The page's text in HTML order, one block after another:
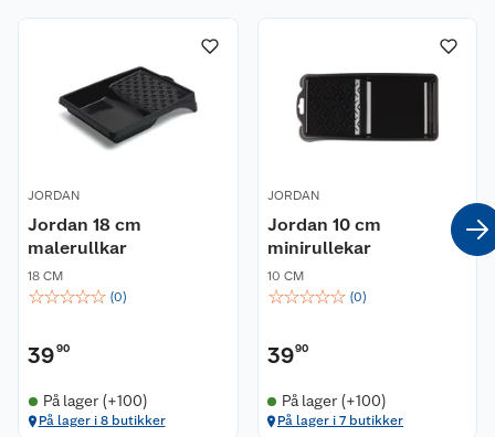
JORDAN
Jordan 18 cm
malerullkar
18 CM
☆☆☆☆☆ (0)
3990
På lager (+100)
På lager i 8 butikker
JORDAN
Jordan 10 cm
minirullekar
10 CM
☆☆☆☆☆ (0)
3990
På lager (+100)
På lager i 7 butikker
Våre butikker
Coop kjeder
Ledige stillinger
Angre- og returrett
Reklamasjon og garanti
Betalingsalternativer
Leveringsalternativer
Åpent kjøp